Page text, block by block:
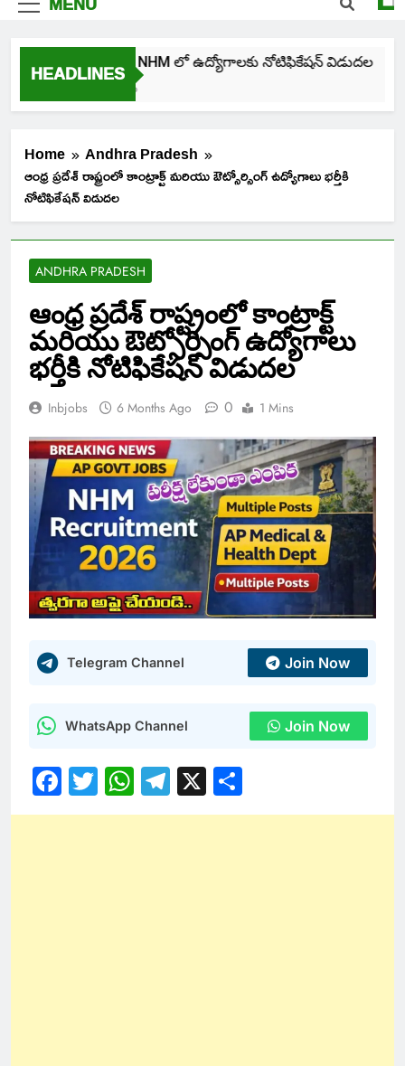
HEADLINES
తెలంగాణ NHM లో ఉద్యోగాలకు నోటిఫికేషన్ విడుదల
Home
Andhra Pradesh
ఆంధ్ర ప్రదేశ్ రాష్ట్రంలో కాంట్రాక్ట్ మరియు ఔట్సోర్సింగ్ ఉద్యోగాలు భర్తీకి
నోటిఫికేషన్ విడుదల
ANDHRA PRADESH
ఆంధ్ర ప్రదేశ్ రాష్ట్రంలో కాంట్రాక్ట్
మరియు ఔట్సోర్సింగ్ ఉద్యోగాలు
భర్తీకి నోటిఫికేషన్ విడుదల
Inbjobs 6 Months Ago 0 1 Mins
Telegram Channel Join Now
WhatsApp Channel Join Now
Facebook
Twitter
WhatsApp
Telegram
X